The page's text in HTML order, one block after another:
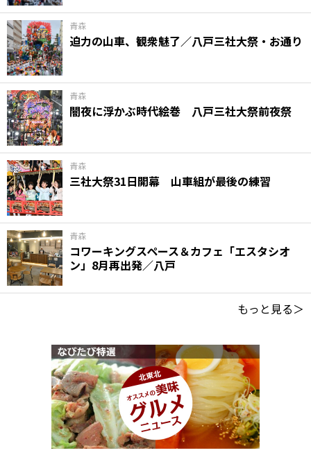
青森
迫力の山車、観衆魅了／八戸三社大祭・お通り
青森
闇夜に浮かぶ時代絵巻 八戸三社大祭前夜祭
青森
三社大祭31日開幕 山車組が最後の練習
青森
コワーキングスペース＆カフェ「エスタシオ
ン」8月再出発／八戸
もっと見る＞